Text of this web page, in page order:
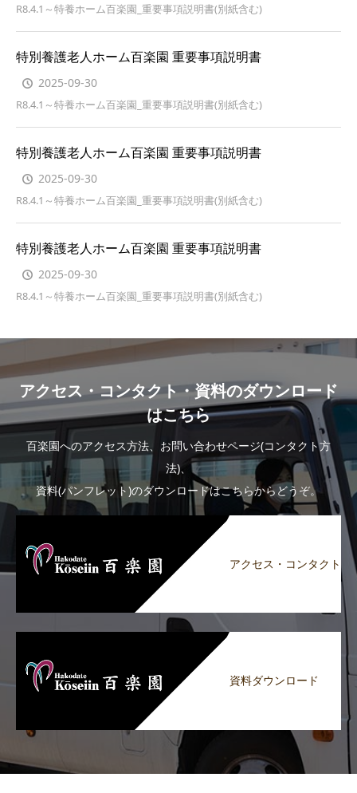
R8.4.1～特養ホーム百楽園_重要事項説明書(別紙含む)
特別養護老人ホーム百楽園 重要事項説明書
2025-09-30
R8.4.1～特養ホーム百楽園_重要事項説明書(別紙含む)
特別養護老人ホーム百楽園 重要事項説明書
2025-09-30
R8.4.1～特養ホーム百楽園_重要事項説明書(別紙含む)
特別養護老人ホーム百楽園 重要事項説明書
2025-09-30
R8.4.1～特養ホーム百楽園_重要事項説明書(別紙含む)
アクセス・コンタクト・資料のダウンロード
はこちら
百楽園へのアクセス方法、お問い合わせページ(コンタクト方
法)、
資料(パンフレット)のダウンロードはこちらからどうぞ。
アクセス・コンタクト
資料ダウンロード